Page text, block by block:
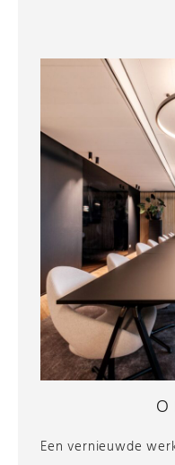
Een vernieuwde